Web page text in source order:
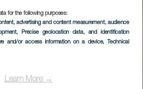
for the following purposes:
advertising and content measurement, audience
, Precise geolocation data, and identification
and/or access information on a device, Technical
Learn More →